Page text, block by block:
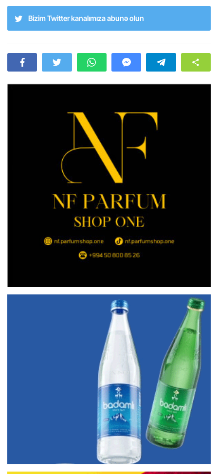
Bizim Twitter kanalımıza abunə olun